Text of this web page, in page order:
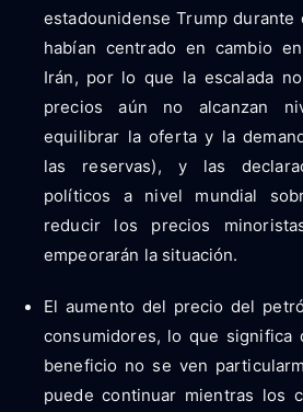
estadounidense Trump durante
habían centrado en cambio
Irán, por lo que la escalada
precios aún no alcanzan
equilibrar la oferta y la
las reservas), y las
políticos a nivel mundial
reducir los precios
empeorarán la situación.
El aumento del precio del
consumidores, lo que significa
beneficio no se ven
puede continuar mientras los